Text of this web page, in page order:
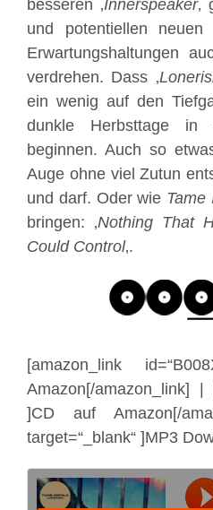
besseren ‚Innerspeaker‚
und potentiellen
Erwartungshaltungen
verdrehen. Dass ‚
ein wenig auf den
dunkle Herbsttage in
beginnen. Auch so
Auge ohne viel Zutun
und darf. Oder wie Tame
bringen: ‚Nothing That
Could Control‚.
[amazon_link
Amazon[/amazon_link] |
]CD auf Amazon[/
target=“_blank“ ]MP3